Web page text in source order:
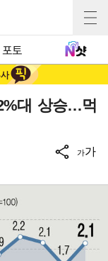
포토
대 상승…먹
가가